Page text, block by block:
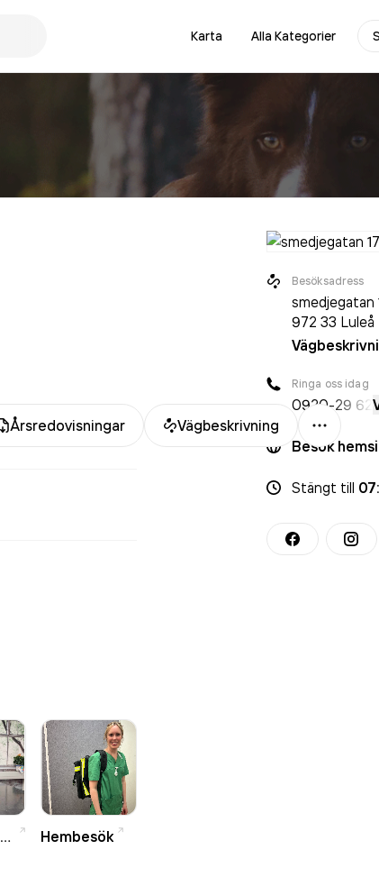
Karta Alla Kategorier
Årsredovisningar Vägbeskrivning
Mer
Boka tid online Hembesök
Besöksadress
smedjegatan
972 33 Luleå
Ringa oss idag
0920-29 62
Besök
Stängt till